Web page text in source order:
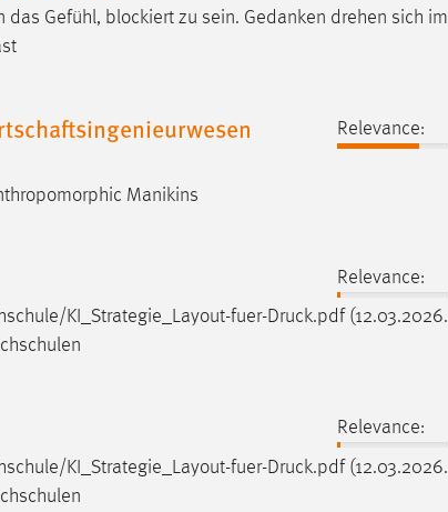
Gefühl, blockiert zu sein. Gedanken drehen sich im
Relevance:
Manikins
Relevance:
KI_Strategie_Layout-fuer-Druck.pdf (12.03.2026.
Relevance:
KI_Strategie_Layout-fuer-Druck.pdf (12.03.2026.